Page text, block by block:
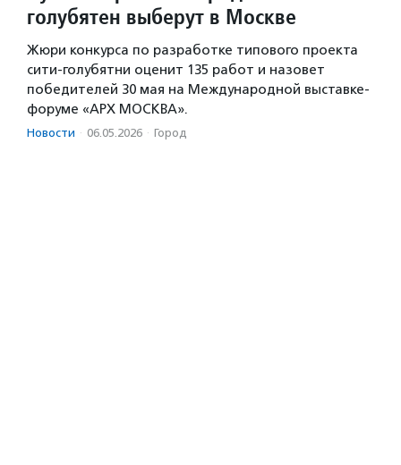
голубятен выберут в Москве
Жюри конкурса по разработке типового проекта
сити-голубятни оценит 135 работ и назовет
победителей 30 мая на Международной выставке-
форуме «АРХ МОСКВА».
Новости · 06.05.2026 · Город